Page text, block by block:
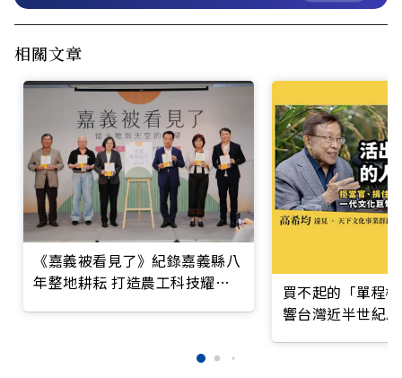
相關文章
《嘉義被看見了》紀錄嘉義縣八
年整地耕耘 打造農工科技耀眼
買不起的「單程
響台灣近半世紀